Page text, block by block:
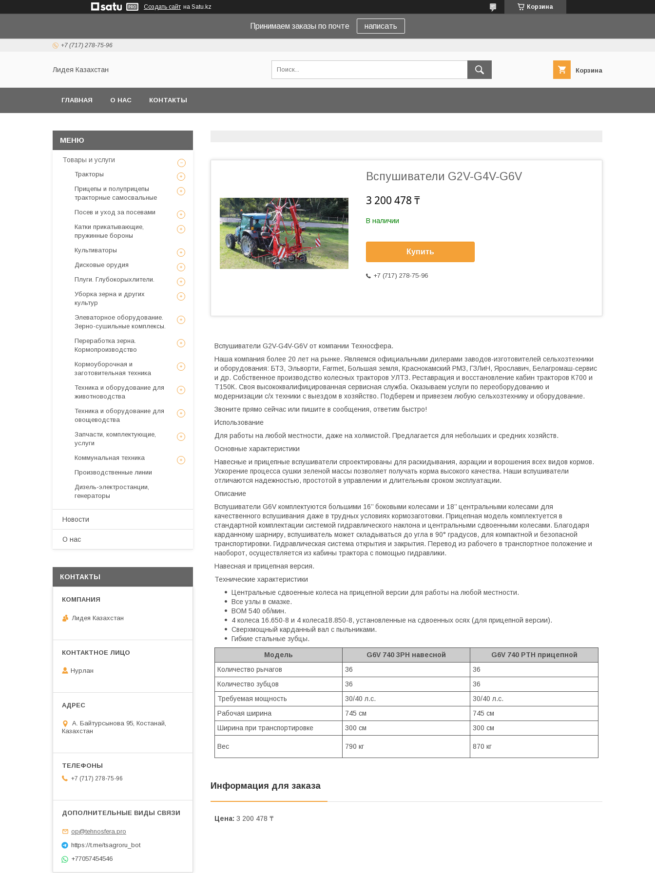
Создать сайт на Satu.kz Корзина
Принимаем заказы по почте написать
+7 (717) 278-75-96
Лидея Казахстан Корзина
ГЛАВНАЯ О НАС КОНТАКТЫ
Вспушиватели G2V-G4V-G6V
3 200 478 ₸
В наличии
Купить
+7 (717) 278-75-96
Вспушиватели G2V-G4V-G6V от компании Техносфера.
Наша компания более 20 лет на рынке. Являемся официальными дилерами заводов-изготовителей сельхозтехники
и оборудования: БТЗ, Эльворти, Farmet, Большая земля, Краснокамский РМЗ, ГЗЛиН, Ярославич, Белагромаш-сервис
и др. Собственное производство колесных тракторов УЛТЗ. Реставрация и восстановление кабин тракторов К700 и
Т150К. Своя высококвалифицированная сервисная служба. Оказываем услуги по переоборудованию и
модернизации с/х техники с выездом в хозяйство. Подберем и привезем любую сельхозтехнику и оборудование.
Звоните прямо сейчас или пишите в сообщения, ответим быстро!
Использование
Для работы на любой местности, даже на холмистой. Предлагается для небольших и средних хозяйств.
Основные характеристики
Навесные и прицепные вспушиватели спроектированы для раскидывания, аэрации и ворошения всех видов кормов.
Ускорение процесса сушки зеленой массы позволяет получать корма высокого качества. Наши вспушиватели
отличаются надежностью, простотой в управлении и длительным сроком эксплуатации.
Описание
Вспушиватели G6V комплектуются большими 16’’ боковыми колесами и 18’’ центральными колесами для
качественного вспушивания даже в трудных условиях кормозаготовки. Прицепная модель комплектуется в
стандартной комплектации системой гидравлического наклона и центральными сдвоенными колесами. Благодаря
карданному шарниру, вспушиватель может складываться до угла в 90° градусов, для компактной и безопасной
транспортировки. Гидравлическая система открытия и закрытия. Перевод из рабочего в транспортное положение и
наоборот, осуществляется из кабины трактора с помощью гидравлики.
Навесная и прицепная версия.
Технические характеристики
Центральные сдвоенные колеса на прицепной версии для работы на любой местности.
Все узлы в смазке.
ВОМ 540 об/мин.
4 колеса 16.650-8 и 4 колеса18.850-8, установленные на сдвоенных осях (для прицепной версии).
Сверхмощный карданный вал с пыльниками.
Гибкие стальные зубцы.
Модель G6V 740 3PH навесной
G6V 740 PTH прицепной
Количество рычагов
36
36
Количество зубцов
36
36
Требуемая мощность
30/40 л.с.
30/40 л.с.
Рабочая ширина
745 см
745 см
Ширина при транспортировке
300 см 300 см
Вес 790 кг 870 кг
Информация для заказа
Цена: 3 200 478 ₸
Товары и услуги
Тракторы
Прицепы и полуприцепы
тракторные самосвальные
Посев и уход за посевами
Катки прикатывающие,
пружинные бороны
Культиваторы
Дисковые орудия
Плуги. Глубокорыхлители.
Уборка зерна и других
культур
Элеваторное оборудование.
Зерно-сушильные комплексы.
Переработка зерна.
Кормопроизводство
Кормоуборочная и
заготовительная техника
Техника и оборудование для
животноводства
Техника и оборудование для
овощеводства
Запчасти, комплектующие,
услуги
Коммунальная техника
Производственные линии
Дизель-электростанции,
генераторы
Новости
О нас
КОНТАКТЫ
Лидея Казахстан
Нурлан
А. Байтурсынова 95, Костанай,
Казахстан
+7 (717) 278-75-96
op@tehnosfera.pro
https://t.me/tsagroru_bot
+77057454546